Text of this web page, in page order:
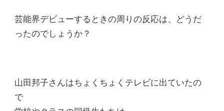
芸能界デビューするときの周りの反応は、どうだ
ったのでしょうか？
山田邦子さんはちょくちょくテレビに出ていたの
で